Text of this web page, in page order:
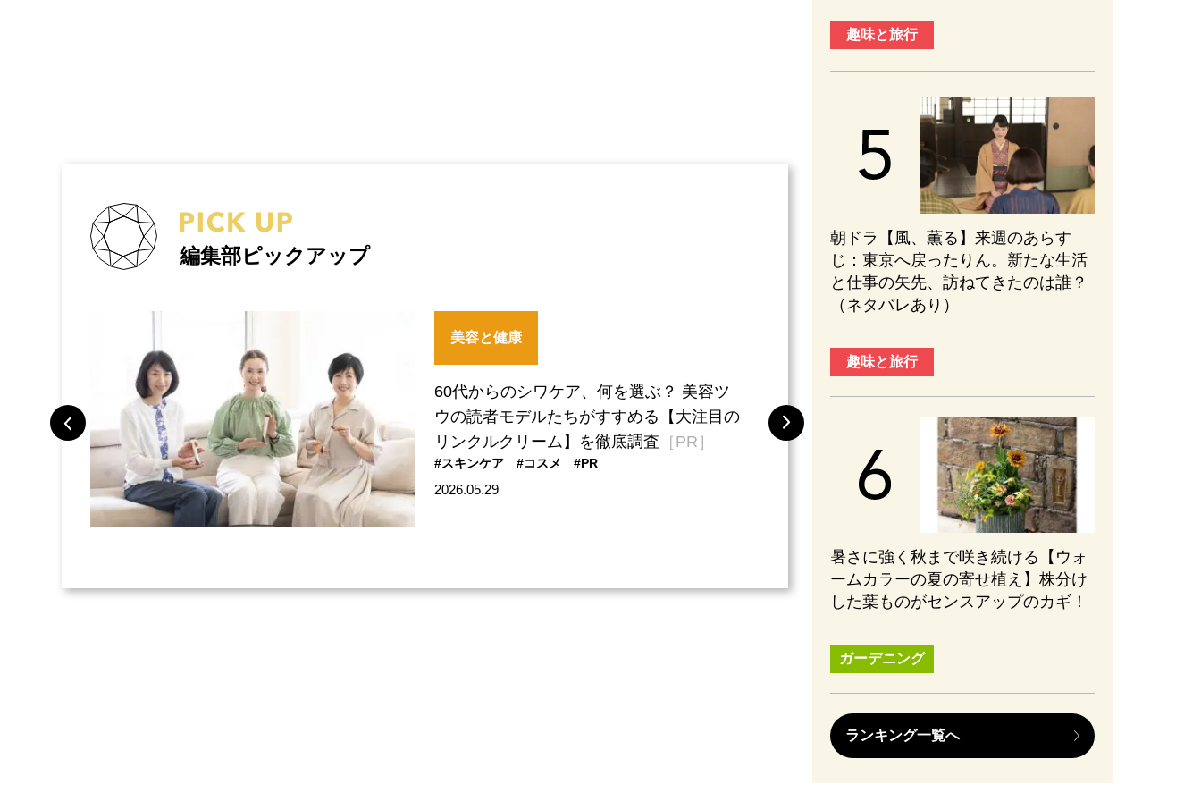
編集部ピックアップ
検証した
美容と健康
60代からのシワケア、何を選ぶ？ 美容ツ
ウの読者モデルたちがすすめる【大注目の
リンクルクリーム】を徹底調査 ［PR］
#スキンケア #コスメ #PR
2026.05.29
後半の見どこ
趣味と旅行
朝ドラ【風、薫る】来週のあらす
じ：東京へ戻ったりん。新たな生活
と仕事の矢先、訪ねてきたのは誰？
（ネタバレあり）
趣味と旅行
暑さに強く秋まで咲き続ける【ウォ
ームカラーの夏の寄せ植え】株分け
した葉ものがセンスアップのカギ！
ガーデニング
ランキング一覧へ